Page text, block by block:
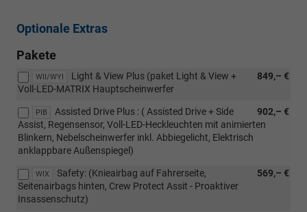
Optionale Extras
Pakete
WII/WYI 849,– €
Light & View Plus (paket Light & View +
Voll-LED-MATRIX Hauptscheinwerfer
PIB 902,– €
Assisted Drive Plus : ( Assisted Drive + Side
Assist, Regensensor, Voll-LED-Heckleuchten mit animierten
Blinkern, Nebelscheinwerfer inkl. Abbiegelicht, Elektrisch
anklappbare Außenspiegel)
WIX 569,– €
Safety: (Knieairbag auf Fahrerseite,
Seitenairbags hinten, Crew Protect Assit - Proaktiver
Insassenschutz)